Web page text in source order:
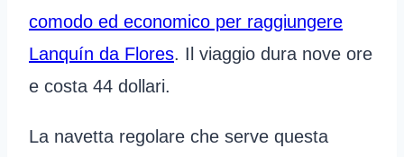
comodo ed economico per raggiungere
Lanquín da Flores. Il viaggio dura nove ore
e costa 44 dollari.
La navetta regolare che serve questa